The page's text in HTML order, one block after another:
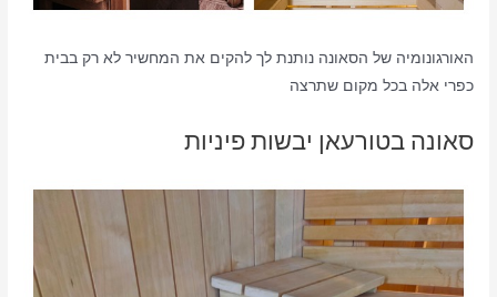
האורגונומיה של הסאונה נותנת לך להקים את המחשיר לא רק בבית
כפרי אלה בכל מקום שתרצה
סאונה בטורעאן יבשות פיניות